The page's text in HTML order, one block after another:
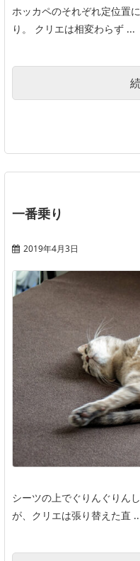
ホッカペのそれぞれ定位置
り。 クリエは相変わらず ...
一番乗り
2019年4月3日
シーツの上でぐりんぐりん
が、クリエは張り替えた直